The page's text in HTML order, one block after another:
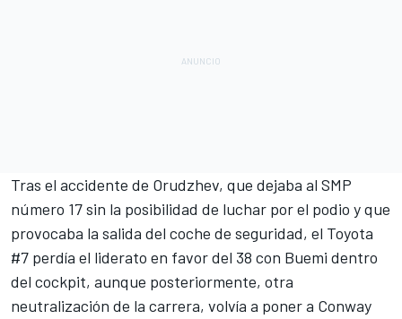
Tras el accidente de Orudzhev, que dejaba al SMP
número 17 sin la posibilidad de luchar por el podio y que
provocaba la salida del coche de seguridad, el Toyota
#7 perdía el liderato en favor del 38 con Buemi dentro
del cockpit, aunque posteriormente, otra
neutralización de la carrera, volvía a poner a Conway